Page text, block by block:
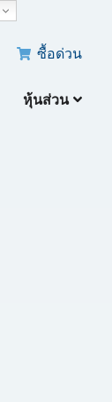
ซื้อด่วน
หุ้นส่วน